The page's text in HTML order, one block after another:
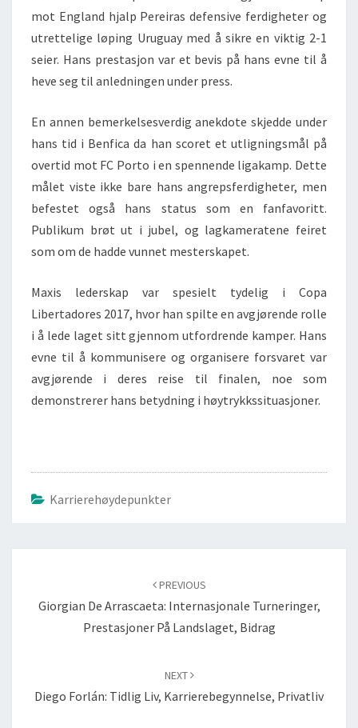
mot England hjalp Pereiras defensive ferdigheter og
utrettelige løping Uruguay med å sikre en viktig 2-1
seier. Hans prestasjon var et bevis på hans evne til å
heve seg til anledningen under press.
En annen bemerkelsesverdig anekdote skjedde under
hans tid i Benfica da han scoret et utligningsmål på
overtid mot FC Porto i en spennende ligakamp. Dette
målet viste ikke bare hans angrepsferdigheter, men
befestet også hans status som en fanfavoritt.
Publikum brøt ut i jubel, og lagkameratene feiret
som om de hadde vunnet mesterskapet.
Maxis lederskap var spesielt tydelig i Copa
Libertadores 2017, hvor han spilte en avgjørende rolle
i å lede laget sitt gjennom utfordrende kamper. Hans
evne til å kommunisere og organisere forsvaret var
avgjørende i deres reise til finalen, noe som
demonstrerer hans betydning i høytrykkssituasjoner.
Karrierehøydepunkter
PREVIOUS
Giorgian De Arrascaeta: Internasjonale Turneringer,
Prestasjoner På Landslaget, Bidrag
NEXT
Diego Forlán: Tidlig Liv, Karrierebegynnelse, Privatliv